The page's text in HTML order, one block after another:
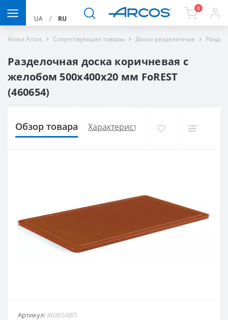
UA / RU
0
Ножи Arcos Сопутствующие товары Доски разделочные
Разделочная доска коричневая с
желобом 500х400х20 мм FoREST
(460654)
Обзор товара Характеристики Доставка и
Артикул:460654ВП